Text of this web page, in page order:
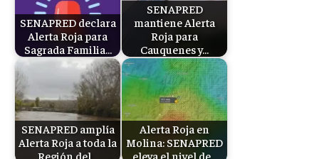
SENAPRED declara
Alerta Roja para
Sagrada Familia…
SENAPRED
mantiene Alerta
Roja para
Cauquenes y…
SENAPRED amplía
Alerta Roja a toda la
Región del…
Alerta Roja en
Molina: SENAPRED
eleva el nivel de…